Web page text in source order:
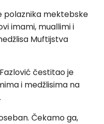
polaznika mektebske
imami, muallimi i
Muftijstva
čestitao je
i medžlisima na
Čekamo ga,